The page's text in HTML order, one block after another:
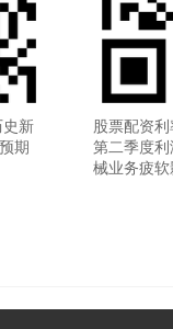
新
期
股票配资
第二季度
械业务疲软